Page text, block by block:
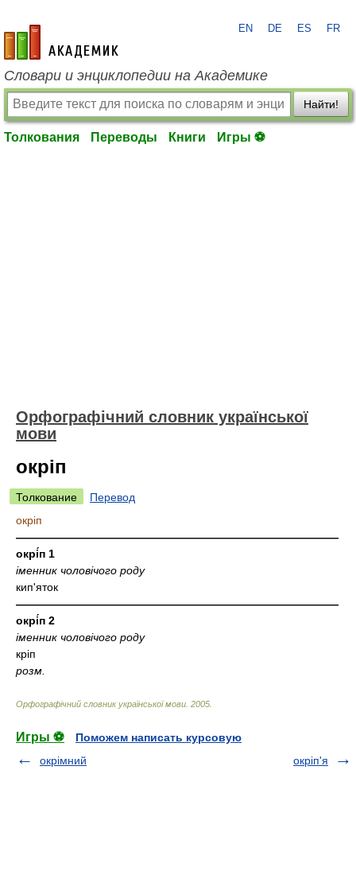
academic.ru
EN DE ES FR
Словари и энциклопедии на Академике
Найти!
Толкования Переводы Книги Игры ⚽
Орфографічний словник української
мови
окріп
Толкование
Перевод
окріп
—————————————————————————————
окрі́п 1
іменник чоловічого роду
кип'яток
—————————————————————————————
окрі́п 2
іменник чоловічого роду
кріп
розм.
Орфографічний словник української мови 2005
Игры ⚽
Поможем написать курсовую
окрімний
окріп'я